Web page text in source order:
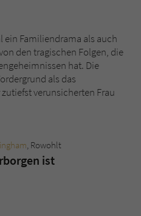
ein Familiendrama als auch
den tragischen Folgen, die
hat. Die
als das
verunsicherten Frau
, Rowohlt
ist